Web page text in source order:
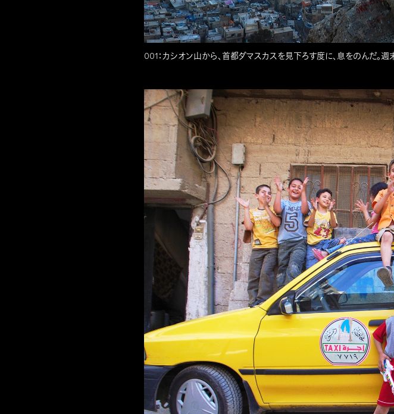
001：カシオン山から、首都ダマスカスを見下ろす度に、息をのんだ。